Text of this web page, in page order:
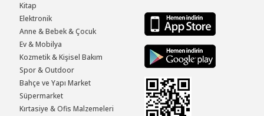
Kitap
Elektronik
Anne & Bebek & Çocuk
Ev & Mobilya
Kozmetik & Kişisel Bakım
Spor & Outdoor
Bahçe ve Yapı Market
Süpermarket
Kırtasiye & Ofis Malzemeleri